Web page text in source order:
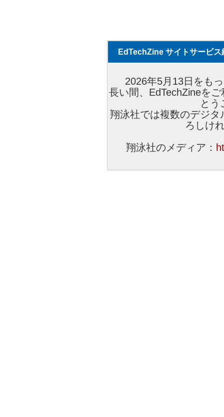
EdTechZine サイトサービス
2026年5月13日をも
長い間、EdTechZineを
とう
翔泳社では複数のデジ
ろしけ
翔泳社のメディア：